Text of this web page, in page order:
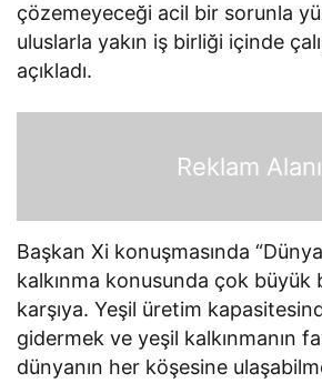
çözemeyeceği acil bir sorunla
uluslarla yakın iş birliği içinde
açıkladı.
Reklam Alanı
Başkan Xi konuşmasında
kalkınma konusunda çok büyük
karşıya. Yeşil üretim
gidermek ve yeşil kalkınmanın
dünyanın her köşesine